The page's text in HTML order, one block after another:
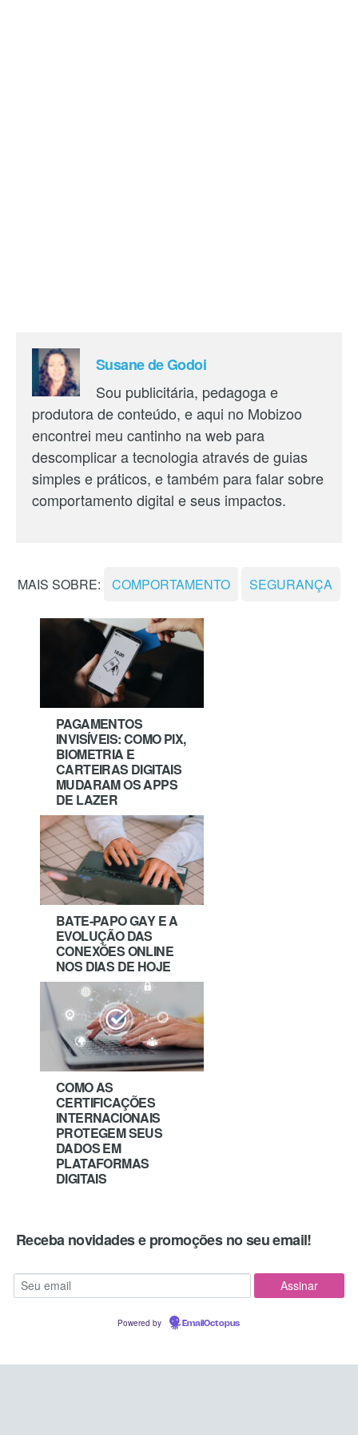
Susane de Godoi
Sou publicitária, pedagoga e
produtora de conteúdo, e aqui no Mobizoo
encontrei meu cantinho na web para
descomplicar a tecnologia através de guias
simples e práticos, e também para falar sobre
comportamento digital e seus impactos.
MAIS SOBRE: COMPORTAMENTO SEGURANÇA
PAGAMENTOS
INVISÍVEIS: COMO PIX,
BIOMETRIA E
CARTEIRAS DIGITAIS
MUDARAM OS APPS
DE LAZER
BATE-PAPO GAY E A
EVOLUÇÃO DAS
CONEXÕES ONLINE
NOS DIAS DE HOJE
COMO AS
CERTIFICAÇÕES
INTERNACIONAIS
PROTEGEM SEUS
DADOS EM
PLATAFORMAS
DIGITAIS
Receba novidades e promoções no seu email!
Powered by EmailOctopus